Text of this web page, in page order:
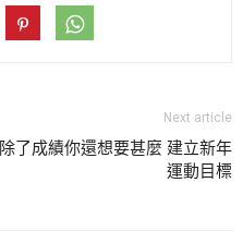
Next article
除了成績你還想要甚麼 建立新年
運動目標